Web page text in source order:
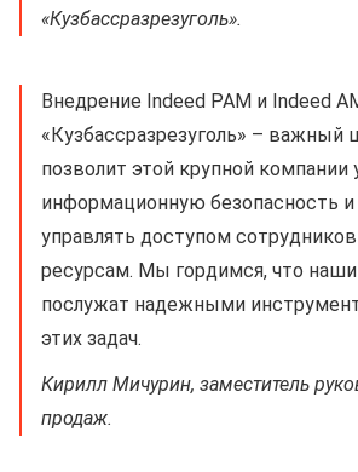
«Кузбассразрезуголь».
Внедрение Indeed PAM и Indeed
«Кузбассразрезуголь» – важный
позволит этой крупной компании
информационную безопасность
управлять доступом
ресурсам. Мы гордимся, что
послужат надежными
этих задач.
Кирилл Мичурин, заместитель
продаж.